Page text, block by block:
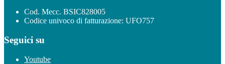
Cod. Mecc. BSIC828005
Codice univoco di fatturazione: UFO757
Seguici su
Youtube